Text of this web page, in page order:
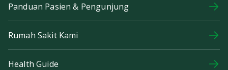
Panduan Pasien & Pengunjung
Rumah Sakit Kami
Health Guide